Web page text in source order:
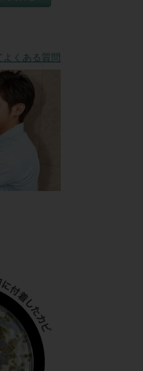
らのご指
ら受け取
ものと
合
諾書に
携店の
くある質問